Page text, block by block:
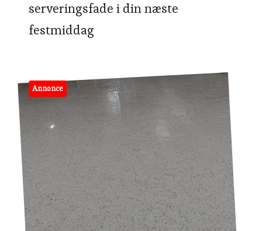
serveringsfade i din næste
festmiddag
Annonce